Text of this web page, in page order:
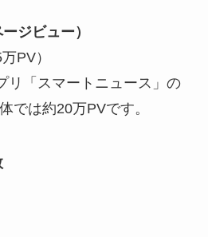
ジビュー）
PV）
リ「スマートニュース」の
では約20万PVです。